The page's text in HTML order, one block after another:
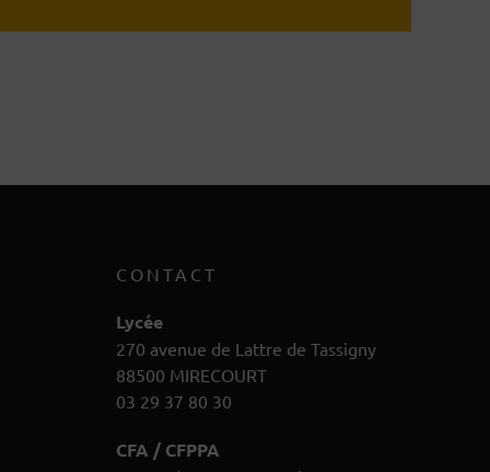
CONTACT
Lycée
270 avenue de Lattre de Tassigny
88500 MIRECOURT
03 29 37 80 30
CFA / CFPPA